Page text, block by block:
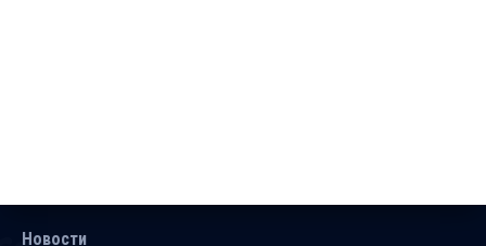
Новости